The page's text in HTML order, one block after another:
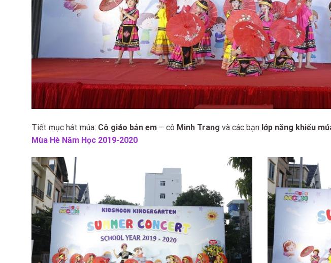
Tiết mục hát múa: Cô giáo bản em – cô Minh Trang và các bạn lớp năng khiếu
Mùa Hè Năm Học 2019-2020